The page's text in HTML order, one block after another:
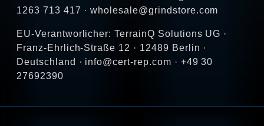
1263 713 417 · wholesale@grindstore.com
EU-Verantworlicher: TerrainQ Solutions UG ·
Franz-Ehrlich-Straße 12 · 12489 Berlin ·
Deutschland · info@cert-rep.com · +49 30
27692390